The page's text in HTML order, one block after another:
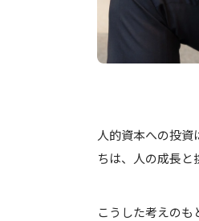
人的資本への投資
ちは、人の成長と
こうした考えの